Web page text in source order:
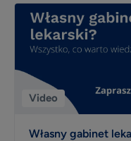
Video
Własny gabinet